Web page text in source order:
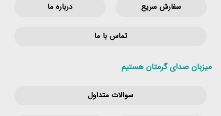
سفارش سریع درباره ما
تماس با ما
میزبان صدای گرمتان هستیم
سوالات متداول